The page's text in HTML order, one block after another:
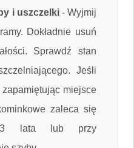
i uszczelki-Wyjmij
Dokładnie usuń
Sprawdź stan
Jeśli
miejsce
zaleca się
3 lata lub przy